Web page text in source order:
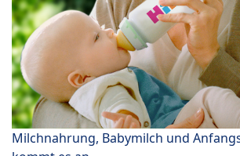
Milchnahrung, Babymilch und